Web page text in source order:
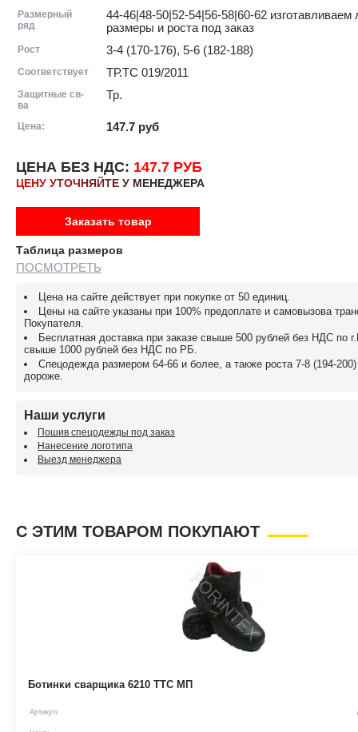
Размерный
ряд
44-46|48-50|52-54|56-58|60-62
размеры и роста под заказ
Рост 3-4 (170-176), 5-6 (182-188)
Соответствует ТР.ТС 019/2011
Защитные св-
ва
Тр.
Цена: 147.7 руб
ЦЕНА БЕЗ НДС: 147.7 РУБ
ЦЕНУ УТОЧНЯЙТЕ У МЕНЕДЖЕРА
Заказать товар
Таблица размеров
ПОСМОТРЕТЬ
Цена на сайте действует при покупке от 50 единиц.
Цены на сайте указаны при 100% предоплате и самовызова
Покупателя.
Бесплатная доставка при заказе свыше 500 рублей без НДС по
свыше 1000 рублей без НДС по РБ.
Спецодежда размером 64-66 и более, а также роста 7-8 (194-
дороже.
Наши услуги
Пошив спецодежды под заказ
Нанесение логотипа
Выезд менеджера
С ЭТИМ ТОВАРОМ ПОКУПАЮТ
Ботинки сварщика 6210 ТТС МП
Артикул: